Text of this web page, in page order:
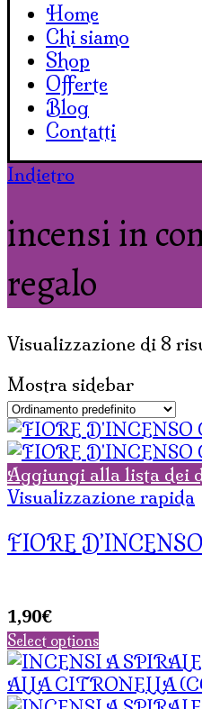
Home
Chi siamo
Shop
Offerte
Blog
Contatti
Indietro
incensi in
regalo
Visualizzazione di 8
Mostra sidebar
Aggiungi alla lista dei
Visualizzazione rapida
FIORE
1,90€
Select options